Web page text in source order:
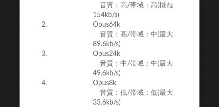
音質：高/帯域：高(概ね
154kb/s)
Opus64k
音質：高/帯域：中(最大
89.6kb/s)
Opus24k
音質：中/帯域：中(最大
49.6kb/s)
Opus8k
音質：低/帯域：低(最大
33.6kb/s)